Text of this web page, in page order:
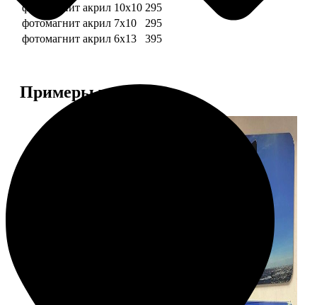
фотомагнит акрил 10х10 295
фотомагнит акрил 7х10
295
фотомагнит акрил 6х13
395
Примеры работ